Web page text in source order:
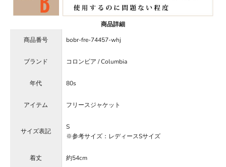
商品詳細
商品番号
bobr-fre-74457-whj
ブランド コロンビア / Columbia
年代 80s
アイテム フリースジャケット
サイズ表記
S
※参考サイズ：レディースSサイズ
着丈 約54cm